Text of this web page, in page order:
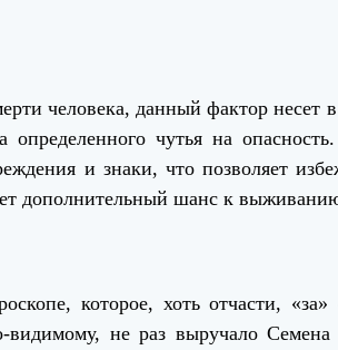
человека, данный фактор несет
чутья на
и знаки, что позволяет
дополнительный шанс к
которое, хоть отчасти, «за»
не раз выручало